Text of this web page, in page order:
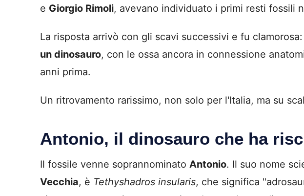
e Giorgio Rimoli, avevano individuato i primi resti fossili
La risposta arrivò con gli scavi successivi e fu
un dinosauro, con le ossa ancora in connessione
anni prima.
Un ritrovamento rarissimo, non solo per l'Italia, ma su
Antonio, il dinosauro che ha
Il fossile venne soprannominato Antonio. Il suo nome
Vecchia, è Tethyshadros insularis, che significa